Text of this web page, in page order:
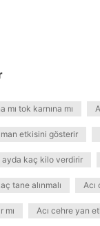
mı tok karnına mı
etkisini gösterir
ayda kaç kilo verdirir
tane alınmalı Acı
mı Acı cehre yan